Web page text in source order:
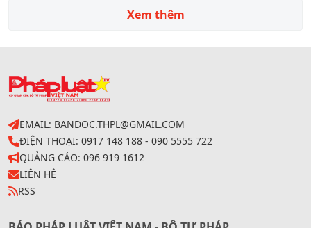
ro xuất khẩu sang Mỹ
Xem thêm
EMAIL: BANDOC.THPL@GMAIL.COM
ĐIỆN THOẠI: 0917 148 188 - 090 5555 722
QUẢNG CÁO: 096 919 1612
LIÊN HỆ
RSS